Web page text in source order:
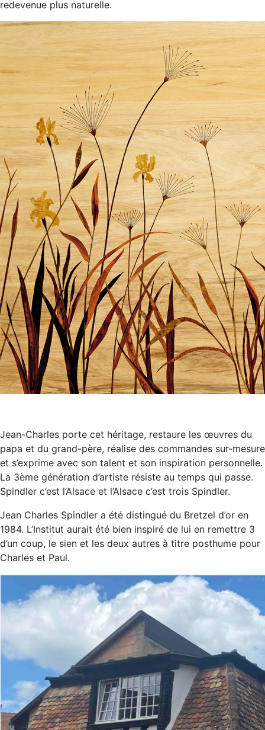
redevenue plus naturelle.
Jean-Charles porte cet héritage, restaure les œuvres du
papa et du grand-père, réalise des commandes sur-mesure
et s’exprime avec son talent et son inspiration personnelle.
La 3ème génération d’artiste résiste au temps qui passe.
Spindler c’est l’Alsace et l’Alsace c’est trois Spindler.
Jean Charles Spindler a été distingué du Bretzel d’or en
1984. L’Institut aurait été bien inspiré de lui en remettre 3
d’un coup, le sien et les deux autres à titre posthume pour
Charles et Paul.